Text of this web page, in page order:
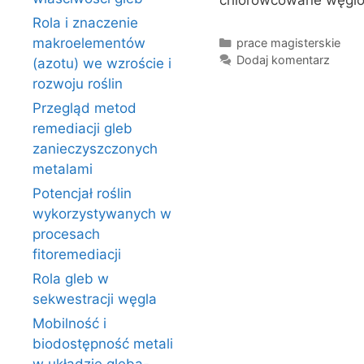
Kategorie
prace magisterskie
Dodaj komentarz
Rola i znaczenie
makroelementów
(azotu) we wzroście i
rozwoju roślin
Przegląd metod
remediacji gleb
zanieczyszczonych
metalami
Potencjał roślin
wykorzystywanych w
procesach
fitoremediacji
Rola gleb w
sekwestracji węgla
Mobilność i
biodostępność metali